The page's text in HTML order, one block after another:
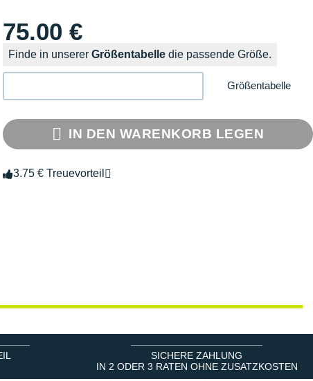
75.00 €
Finde in unserer Größentabelle die passende Größe.
Größentabelle
IN DEN WARENKORB LEGEN
3.75 € Treuevorteil
SICHERE ZAHLUNG
IN 2 ODER 3 RATEN OHNE ZUSATZKOSTEN